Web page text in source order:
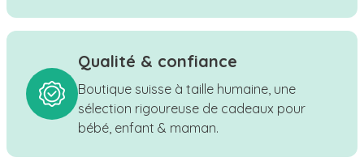
Qualité & confiance
Boutique suisse à taille humaine, une
sélection rigoureuse de cadeaux pour
bébé, enfant & maman.